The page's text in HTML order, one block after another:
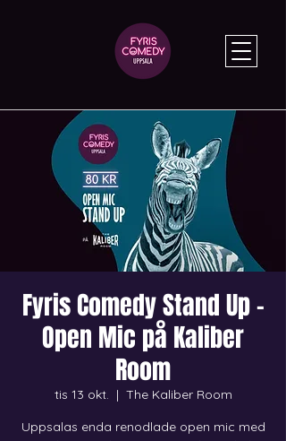
Fyris Comedy Stand Up –
Open Mic på Kaliber
Room
tis 13 okt.
  |
The Kaliber Room
Uppsalas enda renodlade open mic med